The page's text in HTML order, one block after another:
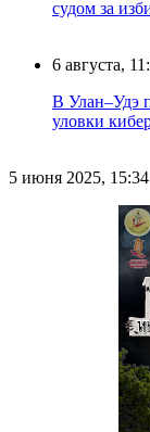
судом за
6 августа,
В Улан–Удэ
уловки
5 июня 2025, 15:34